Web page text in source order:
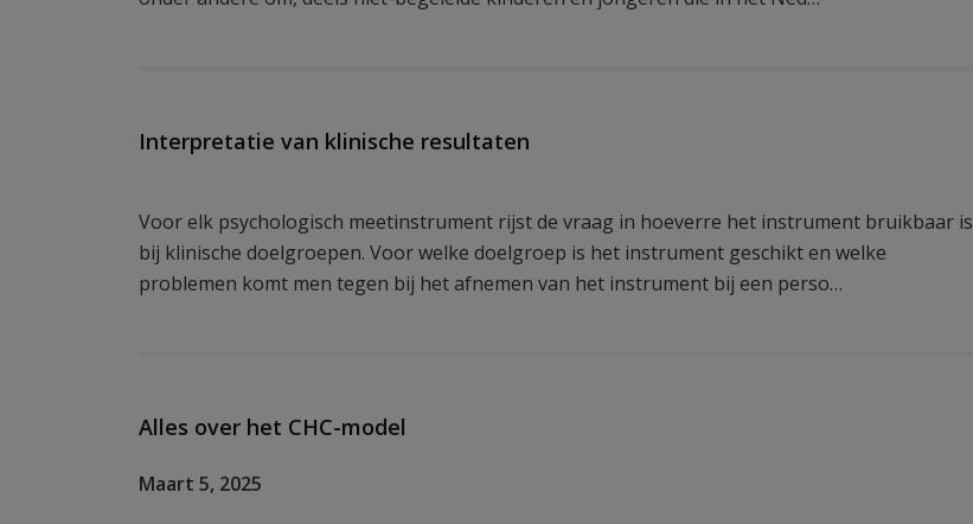
Interpretatie van klinische resultaten
Voor elk psychologisch meetinstrument rijst de vraag in hoeverre het instrument bruikbaar is
bij klinische doelgroepen. Voor welke doelgroep is het instrument geschikt en welke
problemen komt men tegen bij het afnemen van het instrument bij een perso…
Alles over het CHC-model
Maart 5, 2025